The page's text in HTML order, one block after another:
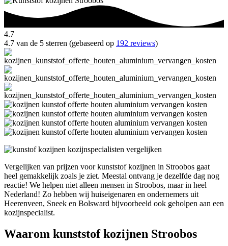
4.7
4.7 van de 5 sterren (gebaseerd op 192 reviews)
Vergelijken van prijzen voor kunststof kozijnen in Stroobos gaat
heel gemakkelijk zoals je ziet. Meestal ontvang je dezelfde dag nog
reactie! We helpen niet alleen mensen in Stroobos, maar in heel
Nederland! Zo hebben wij huiseigenaren en ondernemers uit
Heerenveen, Sneek en Bolsward bijvoorbeeld ook geholpen aan een
kozijnspecialist.
Waarom kunststof kozijnen Stroobos